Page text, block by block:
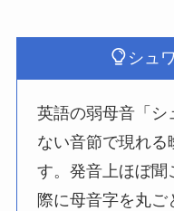
シュ
英語の弱母音「シ
ない音節で現れ
す。発音上ほぼ聞
際に母音字を丸